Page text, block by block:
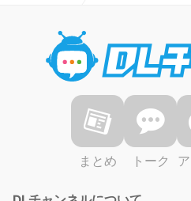
まとめ トーク